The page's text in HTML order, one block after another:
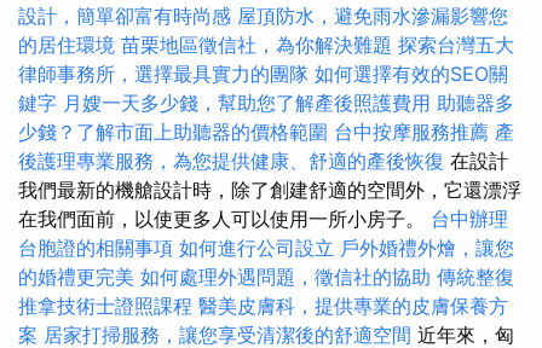
設計，簡單卻富有時尚感 屋頂防水，避免雨水滲漏影響您
的居住環境 苗栗地區徵信社，為你解決難題 探索台灣五大
律師事務所，選擇最具實力的團隊 如何選擇有效的SEO關
鍵字 月嫂一天多少錢，幫助您了解產後照護費用 助聽器多
少錢？了解市面上助聽器的價格範圍 台中按摩服務推薦 產
後護理專業服務，為您提供健康、舒適的產後恢復 在設計
我們最新的機艙設計時，除了創建舒適的空間外，它還漂浮
在我們面前，以使更多人可以使用一所小房子。 台中辦理
台胞證的相關事項 如何進行公司設立 戶外婚禮外燴，讓您
的婚禮更完美 如何處理外遇問題，徵信社的協助 傳統整復
推拿技術士證照課程 醫美皮膚科，提供專業的皮膚保養方
案 居家打掃服務，讓您享受清潔後的舒適空間 近年來，匈